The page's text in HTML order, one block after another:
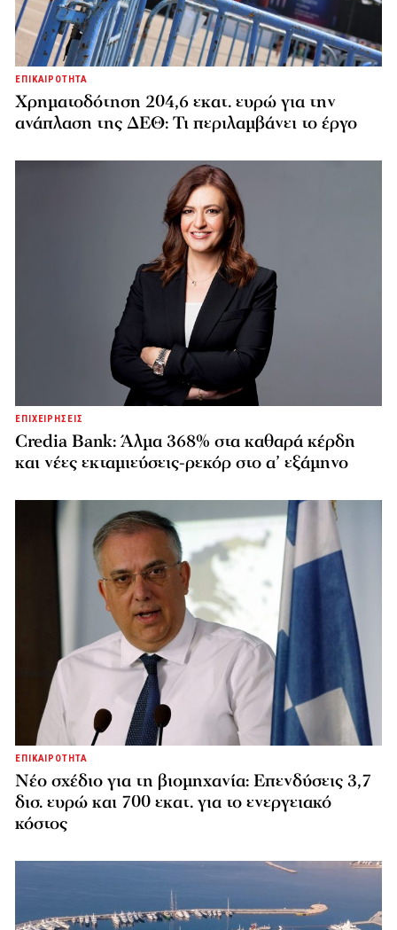
ΕΠΙΚΑΙΡΟΤΗΤΑ
Χρηματοδότηση 204,6 εκατ. ευρώ για την
ανάπλαση της ΔΕΘ: Τι περιλαμβάνει το έργο
ΕΠΙΧΕΙΡΗΣΕΙΣ
Credia Bank: Άλμα 368% στα καθαρά κέρδη
και νέες εκταμιεύσεις-ρεκόρ στο α’ εξάμηνο
ΕΠΙΚΑΙΡΟΤΗΤΑ
Νέο σχέδιο για τη βιομηχανία: Επενδύσεις 3,7
δισ. ευρώ και 700 εκατ. για το ενεργειακό
κόστος